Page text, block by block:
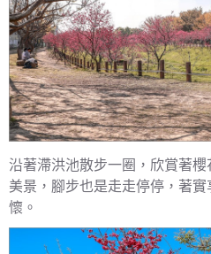
沿著滯洪池散步一圈，欣賞著
美景，腳步也是走走停停，著
懷。